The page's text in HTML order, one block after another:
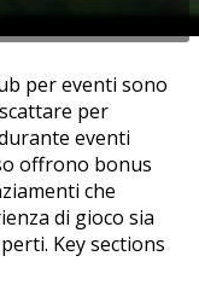
per eventi sono
per
eventi
offrono bonus
che
di gioco sia
Key sections